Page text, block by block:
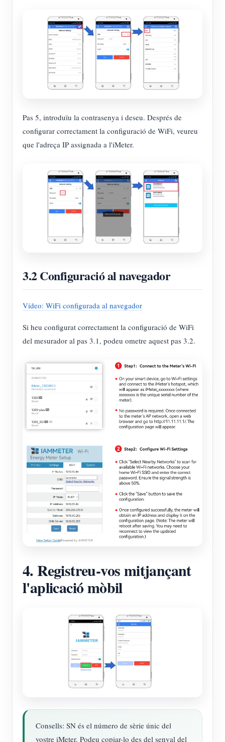
Pas 5, introduïu la contrasenya i deseu. Després de
configurar correctament la configuració de WiFi, veureu
que l'adreça IP assignada a l'iMeter.
3.2 Configuració al navegador
Vídeo: WiFi configurada al navegador
Si heu configurat correctament la configuració de WiFi
del mesurador al pas 3.1, podeu ometre aquest pas 3.2.
4. Registreu-vos mitjançant
l'aplicació mòbil
Consells: SN és el número de sèrie únic del
vostre iMeter. Podeu copiar-lo des del senyal del